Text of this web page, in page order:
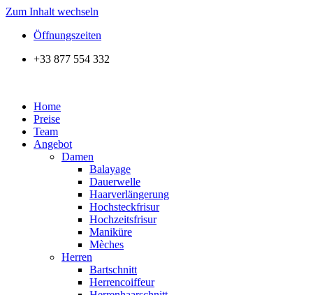
Zum Inhalt wechseln
Öffnungszeiten
+33 877 554 332
Home
Preise
Team
Angebot
Damen
Balayage
Dauerwelle
Haarverlängerung
Hochsteckfrisur
Hochzeitsfrisur
Maniküre
Mèches
Herren
Bartschnitt
Herrencoiffeur